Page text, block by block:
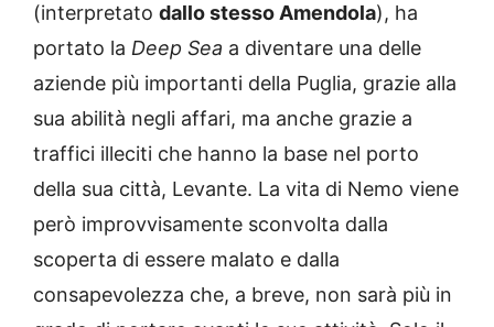
(interpretato dallo stesso Amendola), ha
portato la Deep Sea a diventare una delle
aziende più importanti della Puglia, grazie alla
sua abilità negli affari, ma anche grazie a
traffici illeciti che hanno la base nel porto
della sua città, Levante. La vita di Nemo viene
però improvvisamente sconvolta dalla
scoperta di essere malato e dalla
consapevolezza che, a breve, non sarà più in